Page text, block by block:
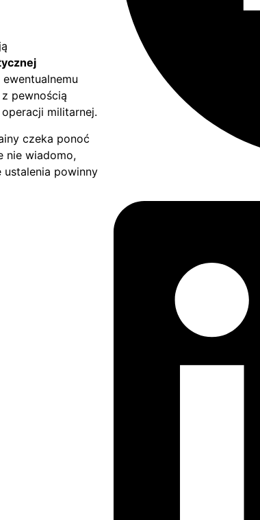
pewnością
militarnej.
czeka ponoć
nie wiadomo,
ustalenia powinny